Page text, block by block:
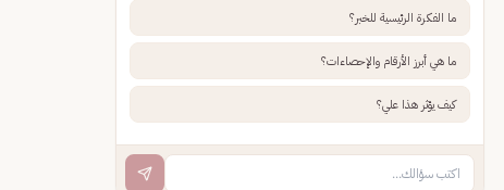
ما الفكرة الرئيسية للخبر؟
ما هي أبرز الأرقام والإحصاءات؟
كيف يؤثر هذا علي؟